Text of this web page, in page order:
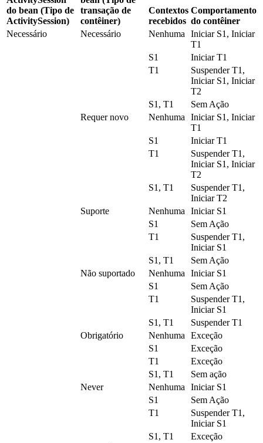
do bean (Tipo de
ActivitySession)
transação de
contêiner)
Contextos
recebidos
Comportamento
do contêiner
Necessário
Necessário Nenhuma
Iniciar S1, Iniciar
T1
S1
Iniciar T1
T1
Suspender T1,
Iniciar S1, Iniciar
T2
S1, T1
Sem Ação
Requer novo
Nenhuma
Iniciar S1, Iniciar
T1
S1
Iniciar T1
T1
Suspender T1,
Iniciar S1, Iniciar
T2
S1, T1
Suspender T1,
Iniciar T2
Suporte
Nenhuma
Iniciar S1
S1
Sem Ação
T1
Suspender T1,
Iniciar S1
S1, T1
Sem Ação
Não suportado
Nenhuma
Iniciar S1
S1
Sem Ação
T1
Suspender T1,
Iniciar S1
S1, T1
Suspender T1
Obrigatório
Nenhuma
Exceção
S1
Exceção
T1
Exceção
S1, T1
Sem ação
Never
Nenhuma
Iniciar S1
S1
Sem Ação
T1
Suspender T1,
Iniciar S1
S1, T1
Exceção